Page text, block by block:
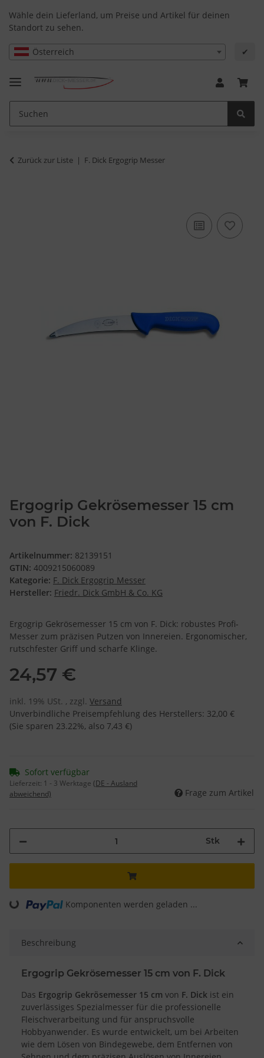
Wähle dein Lieferland, um Preise und Artikel für deinen
Standort zu sehen.
Österreich ✔
Zurück zur Liste F. Dick Ergogrip Messer
Ergogrip Gekrösemesser 15 cm
von F. Dick
Artikelnummer: 82139151
GTIN: 4009215060089
Kategorie: F. Dick Ergogrip Messer
Hersteller: Friedr. Dick GmbH & Co. KG
Ergogrip Gekrösemesser 15 cm von F. Dick: robustes Profi-
Messer zum präzisen Putzen von Innereien. Ergonomischer,
rutschfester Griff und scharfe Klinge.
24,57 €
inkl. 19% USt. , zzgl. Versand
Unverbindliche Preisempfehlung des Herstellers: 32,00 €
(Sie sparen 23.22%, also 7,43 €)
Sofort verfügbar
Lieferzeit: 1 - 3 Werktage (DE - Ausland
abweichend)
Frage zum Artikel
Stk
Loading... Komponenten werden geladen ...
Beschreibung
Ergogrip Gekrösemesser 15 cm von F. Dick
Das Ergogrip Gekrösemesser 15 cm von F. Dick ist ein
zuverlässiges Spezialmesser für die professionelle
Fleischverarbeitung und für anspruchsvolle
Hobbyanwender. Es wurde entwickelt, um bei Arbeiten
wie dem Lösen von Bindegewebe, dem Entfernen von